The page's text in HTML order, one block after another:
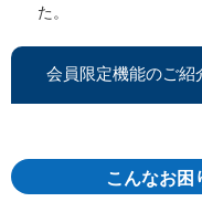
た。
会員限定機能のご紹
こんなお困